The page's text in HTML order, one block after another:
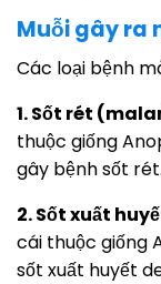
Muỗi gây ra
Các loại bệnh
1. Sốt rét
thuộc giống
gây bệnh sốt rét.
2. Sốt xuất
cái thuộc giống
sốt xuất huyết